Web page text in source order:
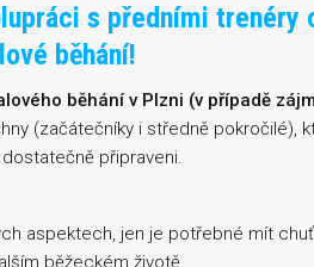
s předními trenéry
běhání!
běhání v Plzni (v případě
(začátečníky i středně pokročilé),
připraveni.
aspektech, jen je potřebné mít
běžeckém životě.